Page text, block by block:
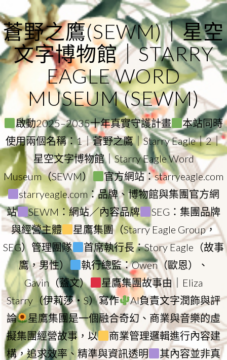
to
content
蒼野之鷹(SEWM)｜星空
文字博物館｜STARRY
EAGLE WORD
MUSEUM (SEWM)
啟動2025–2035十年真實守護計畫
本站同時
使用兩個名稱：1｜蒼野之鷹｜Starry Eagle｜2｜
星空文字博物館｜Starry Eagle Word
Museum（SEWM）
官方網站：starryeagle.com
starryeagle.com：品牌、博物館與集團官方網
站
SEWM：網站／內容品牌
SEG：集團品牌
與經營主體
星鷹集團（Starry Eagle Group，
SEG）管理團隊
首席執行長：Story Eagle（故事
鷹，男性）
執行總監：Owen（歐恩）、
Gavin（蓋文）
星鷹集團故事由｜Eliza
Starry（伊莉莎・S）寫作
AI負責文字潤飾與評
論
星鷹集團是一個融合奇幻、商業與音樂的虛
擬集團經營故事，以
商業管理邏輯進行內容建
構，追求效率、精準與資訊透明
其內容並非真